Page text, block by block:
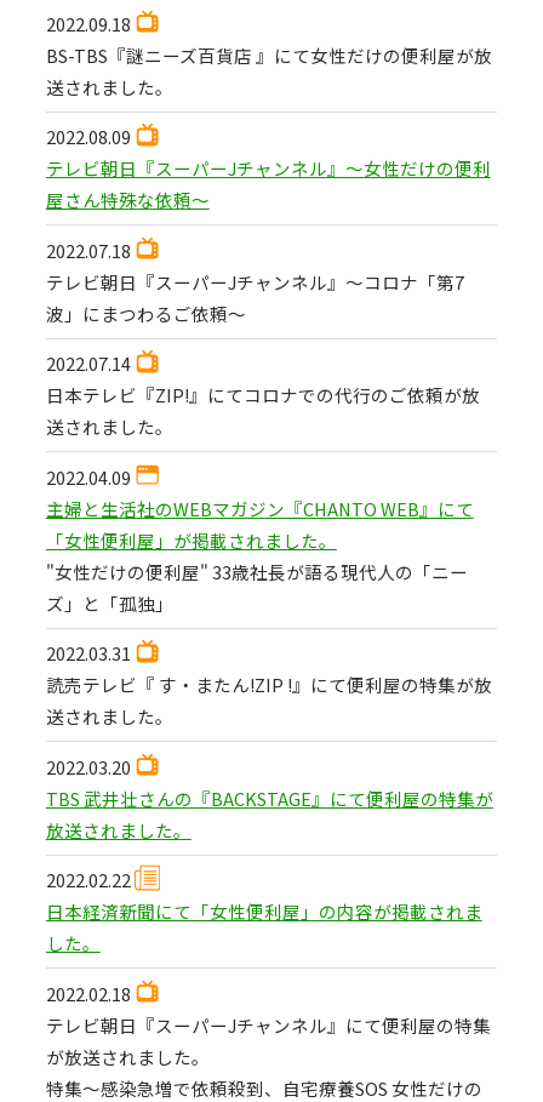
2022.09.18
BS-TBS『謎ニーズ百貨店 』にて女性だけの便利屋が放
送されました。
2022.08.09
テレビ朝日『スーパーJチャンネル』〜女性だけの便利
屋さん特殊な依頼〜
2022.07.18
テレビ朝日『スーパーJチャンネル』〜コロナ「第7
波」にまつわるご依頼〜
2022.07.14
日本テレビ『ZIP!』にてコロナでの代行のご依頼が放
送されました。
2022.04.09
主婦と生活社のWEBマガジン『CHANTO WEB』にて
「女性便利屋」が掲載されました。
"女性だけの便利屋" 33歳社長が語る現代人の「ニー
ズ」と「孤独」
2022.03.31
読売テレビ『 す・またん!ZIP !』にて便利屋の特集が放
送されました。
2022.03.20
TBS 武井壮さんの『BACKSTAGE』にて便利屋の特集が
放送されました。
2022.02.22
日本経済新聞にて「女性便利屋」の内容が掲載されま
した。
2022.02.18
テレビ朝日『スーパーJチャンネル』にて便利屋の特集
が放送されました。
特集〜感染急増で依頼殺到、自宅療養SOS 女性だけの